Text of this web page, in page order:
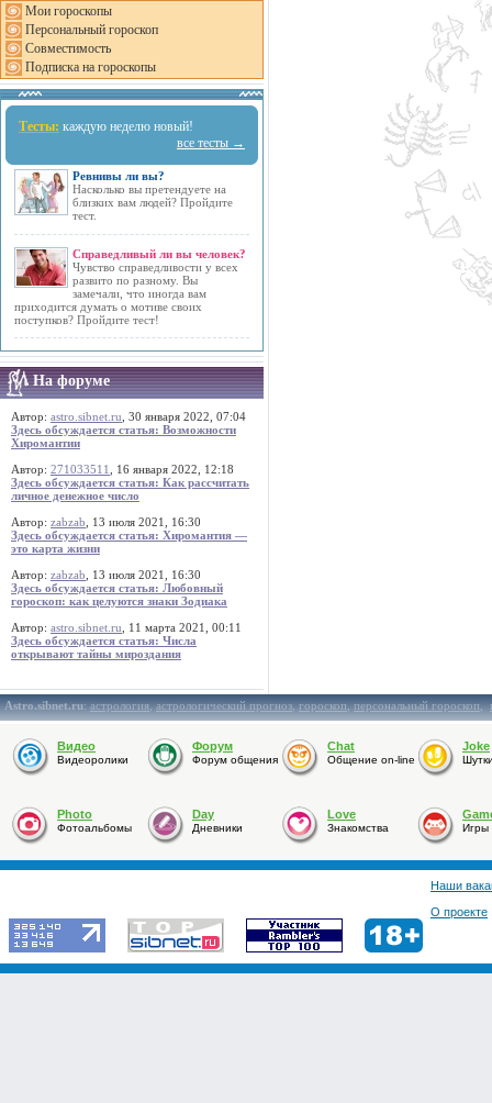
Мои гороскопы
Персональный гороскоп
Совместимость
Подписка на гороскопы
Тесты: каждую неделю новый!
все тесты →
Ревнивы ли вы?
Насколько вы претендуете на
близких вам людей? Пройдите
тест.
Справедливый ли вы человек?
Чувство справедливости у всех
развито по разному. Вы
замечали, что иногда вам
приходится думать о мотиве своих
поступков? Пройдите тест!
На форуме
Автор: astro.sibnet.ru , 30 января 2022, 07:04
Здесь обсуждается статья: Возможности
Хиромантии
Автор: 271033511
, 16 января 2022, 12:18
Здесь обсуждается статья: Как рассчитать
личное денежное число
Автор: zabzab , 13 июля 2021, 16:30
Здесь обсуждается статья: Хиромантия —
это карта жизни
Автор: zabzab , 13 июля 2021, 16:30
Здесь обсуждается статья: Любовный
гороскоп: как целуются знаки Зодиака
Автор: astro.sibnet.ru , 11 марта 2021, 00:11
Здесь обсуждается статья: Числа
открывают тайны мироздания
Astro.sibnet.ru:астрология,астрологический прогноз,гороскоп,персональный гороскоп,
Видео
Видеоролики
Форум
Форум общения
Chat
Общение on-line
Joke
Photo
Фотоальбомы
Day
Дневники
Love
Знакомства Игры
Наши
О проекте